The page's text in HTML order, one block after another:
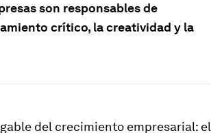
son responsables de
crítico, la creatividad y la
del crecimiento empresarial: el